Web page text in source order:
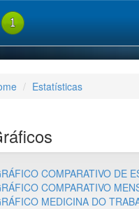
Estatísticas
COMPARATIVO DE
COMPARATIVO
MEDICINA DO